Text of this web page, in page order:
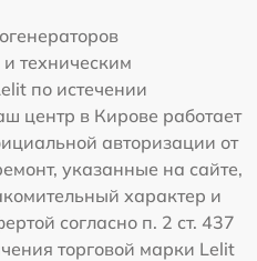
техническим
по истечении
центр в Кирове работает
авторизации от
указанные на сайте,
характер и
согласно п. 2 ст. 437
торговой марки Lelit